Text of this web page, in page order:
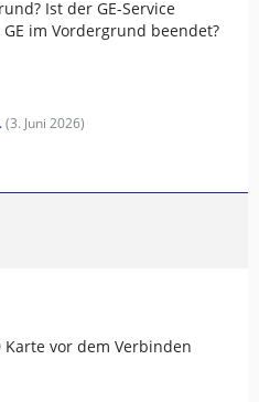
Ist der GE-Service
im Vordergrund beendet?
(3. Juni 2026)
vor dem Verbinden